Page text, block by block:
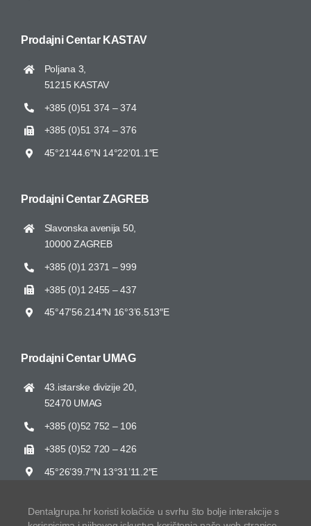
Prodajni Centar KASTAV
Poljana 3,
51215 KASTAV
+385 (0)51 374 – 374
+385 (0)51 374 – 376
45°21’44.6″N 14°22’01.1″E
Prodajni CentarZAGREB
Slavonska avenija 50,
10000 ZAGREB
+385 (0)1 2371 – 999
+385 (0)1 2455 – 437
45°47’56.214″N 16°3’6.513″E
Prodajni Centar UMAG
43.istarske divizije 20,
52470 UMAG
+385 (0)52 752 – 106
+385 (0)52 720 – 426
45°26’39.7″N 13°31’11.2″E
Dentalgrupa.hr koristi kolačiće u svrhu što bolje interakcije s